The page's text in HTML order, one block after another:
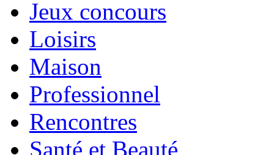
Jeux concours
Loisirs
Maison
Professionnel
Rencontres
Santé et Beauté